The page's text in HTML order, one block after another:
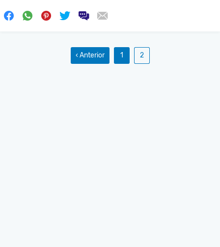
‹ Anterior 1 2